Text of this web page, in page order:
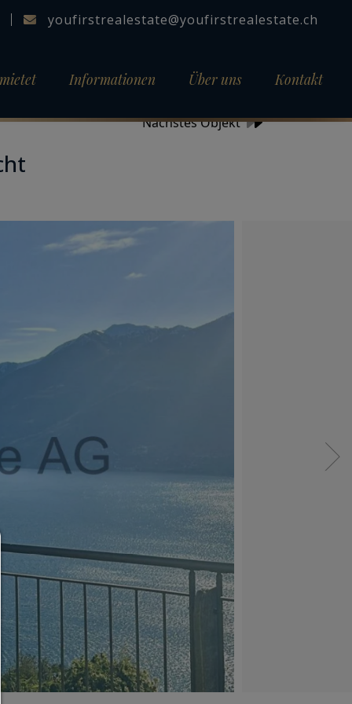
youfirstrealestate@youfirstrealestate.ch
Informationen Über uns Kontakt
Nächstes Objekt
Consent Manager
HILFE
Um fortfahren zu können,müssen Sie eine
Auswahl treffen. Nachfolgend erhalten Sie
Erläuterung der verschiedenen Optionen und
Bedeutung.